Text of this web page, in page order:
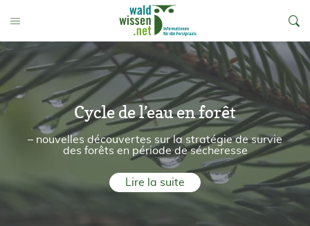
Toggle Menu
Cycle de l’eau en forêt
– nouvelles découvertes sur la stratégie de survie
des forêts en période de sécheresse
Lire la suite